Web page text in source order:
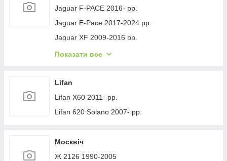
Jaguar F-PACE 2016- рр.
Jaguar E-Pace 2017-2024 рр.
Jaguar XF 2009-2016 рр.
Jaguar XF 2016- рр.
Jaguar XJ 2010-хв.
Показати все
Lifan
Lifan X60 2011- рр.
Lifan 620 Solano 2007- рр.
Москвіч
Ж 2126 1990-2005